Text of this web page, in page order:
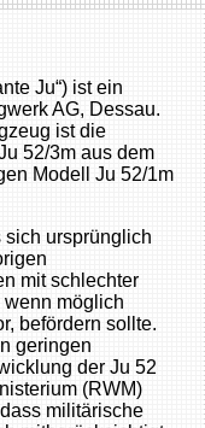
Ju“) ist ein
AG, Dessau.
ist die
52/3m aus dem
Modell Ju 52/1m
sich ursprünglich
mit schlechter
wenn möglich
befördern sollte.
geringen
der Ju 52
(RWM)
militärische